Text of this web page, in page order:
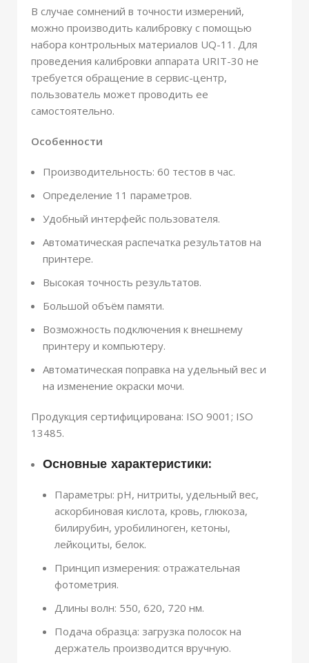
В случае сомнений в точности измерений,
можно производить калибровку с помощью
набора контрольных материалов UQ-11. Для
проведения калибровки аппарата URIT-30 не
требуется обращение в сервис-центр,
пользователь может проводить ее
самостоятельно.
Особенности
Производительность: 60 тестов в час.
Определение 11 параметров.
Удобный интерфейс пользователя.
Автоматическая распечатка результатов на
принтере.
Высокая точность результатов.
Большой объём памяти.
Возможность подключения к внешнему
принтеру и компьютеру.
Автоматическая поправка на удельный вес и
на изменение окраски мочи.
Продукция сертифицирована: ISO 9001; ISO
13485.
Основные характеристики:
Параметры: pH, нитриты, удельный вес,
аскорбиновая кислота, кровь, глюкоза,
билирубин, уробилиноген, кетоны,
лейкоциты, белок.
Принцип измерения: отражательная
фотометрия.
Длины волн: 550, 620, 720 нм.
Подача образца: загрузка полосок на
держатель производится вручную.